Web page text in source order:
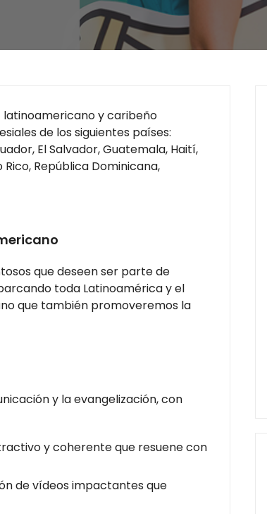
latinoamericano y caribeño
de los siguientes países:
El Salvador, Guatemala, Haití,
Rico, República Dominicana,
que deseen ser parte de
toda Latinoamérica y el
que también promoveremos la
y la evangelización, con
y coherente que resuene con
de vídeos impactantes que